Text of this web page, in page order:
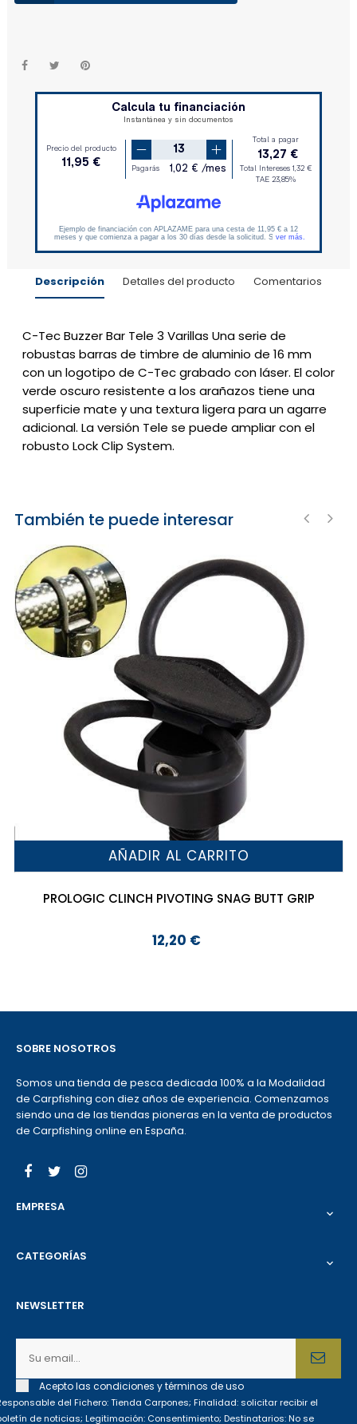
Descripción Detalles del producto Comentarios
C-Tec Buzzer Bar Tele 3 Varillas Una serie de
robustas barras de timbre de aluminio de 16 mm
con un logotipo de C-Tec grabado con láser. El color
verde oscuro resistente a los arañazos tiene una
superficie mate y una textura ligera para un agarre
adicional. La versión Tele se puede ampliar con el
robusto Lock Clip System.
También te puede interesar
AÑADIR AL CARRITO
PROLOGIC CLINCH PIVOTING SNAG BUTT GRIP
Precio
12,20 €
SOBRE NOSOTROS
Somos una tienda de pesca dedicada 100% a la Modalidad
de Carpfishing con diez años de experiencia. Comenzamos
siendo una de las tiendas pioneras en la venta de productos
de Carpfishing online en España.
Facebook
Twitter
EMPRESA 
CATEGORÍAS 
NEWSLETTER
Acepto las condiciones y términos de uso
del Fichero: Tienda Carpones; Finalidad: solicitar recibir el
de noticias; Legitimación: Consentimiento; Destinatarios: No se